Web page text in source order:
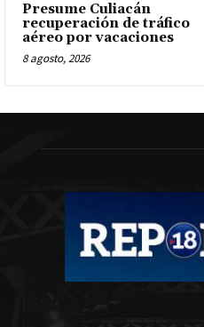
Presume Culiacán
recuperación de tráfico
aéreo por vacaciones
8 agosto, 2026